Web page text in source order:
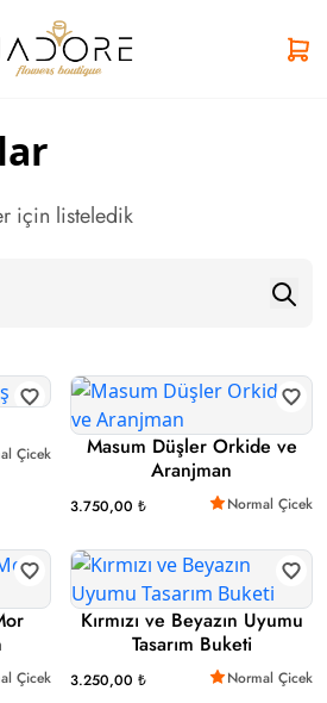
için listeledik
Çicek
Masum Düşler Orkide ve
Aranjman
3.750,00 ₺ Normal Çicek
Çicek
Kırmızı ve Beyazın Uyumu
Tasarım Buketi
3.250,00 ₺ Normal Çicek